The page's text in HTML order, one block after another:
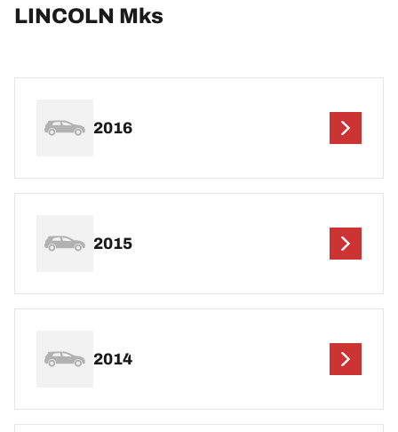
LINCOLN Mks
2016
2015
2014